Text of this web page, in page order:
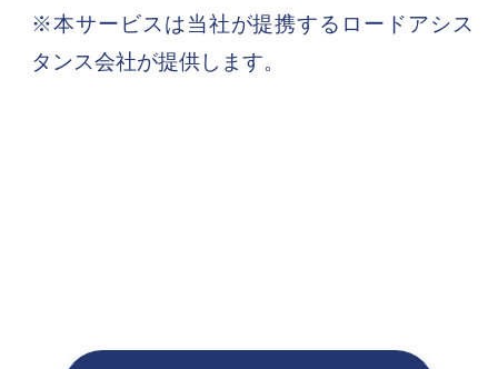
※本サービスは当社が提携するロードアシス
タンス会社が提供します。